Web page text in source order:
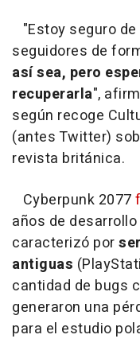
"Estoy seguro
seguidores de
así sea, pero
recuperarla",
según recoge
(antes Twitter)
revista británica.
Cyberpunk 2077
años de
caracterizó por
antiguas
cantidad de bugs
generaron una
para el estudio